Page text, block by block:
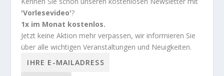
'Vorlesevideo'?
1x im Monat kostenlos.
Jetzt keine Aktion mehr verpassen, wir informieren Sie
über alle wichtigen Veranstaltungen und Neuigkeiten.